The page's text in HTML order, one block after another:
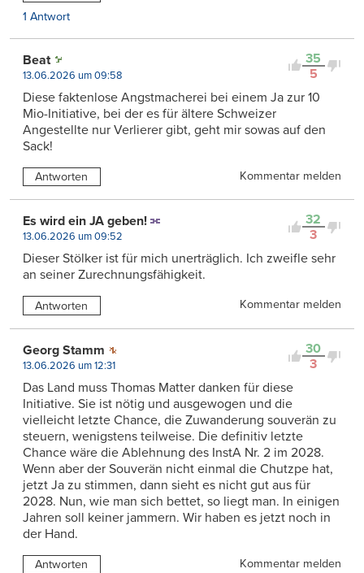
1 Antwort
35
5
Beat
13.06.2026 um 09:58
Diese faktenlose Angstmacherei bei einem Ja zur 10
Mio-Initiative, bei der es für ältere Schweizer
Angestellte nur Verlierer gibt, geht mir sowas auf den
Sack!
Antworten Kommentar melden
32
3
Es wird ein JA geben!
13.06.2026 um 09:52
Dieser Stölker ist für mich unerträglich. Ich zweifle sehr
an seiner Zurechnungsfähigkeit.
Antworten Kommentar melden
30
3
Georg Stamm
13.06.2026 um 12:31
Das Land muss Thomas Matter danken für diese
Initiative. Sie ist nötig und ausgewogen und die
vielleicht letzte Chance, die Zuwanderung souverän zu
steuern, wenigstens teilweise. Die definitiv letzte
Chance wäre die Ablehnung des InstA Nr. 2 im 2028.
Wenn aber der Souverän nicht einmal die Chutzpe hat,
jetzt Ja zu stimmen, dann sieht es nicht gut aus für
2028. Nun, wie man sich bettet, so liegt man. In einigen
Jahren soll keiner jammern. Wir haben es jetzt noch in
der Hand.
Antworten Kommentar melden